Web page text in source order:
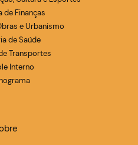
de Finanças
e Urbanismo
de Saúde
Transportes
Interno